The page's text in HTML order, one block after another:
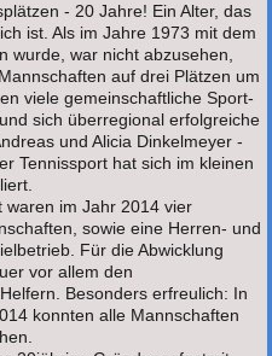
- 20 Jahre! Ein Alter, das
ist. Als im Jahre 1973 mit dem
wurde, war nicht abzusehen,
auf drei Plätzen um
viele gemeinschaftliche Sport-
sich überregional erfolgreiche
und Alicia Dinkelmeyer -
Tennissport hat sich im kleinen
waren im Jahr 2014 vier
sowie eine Herren- und
Für die Abwicklung
vor allem den
Besonders erfreulich: In
konnten alle Mannschaften